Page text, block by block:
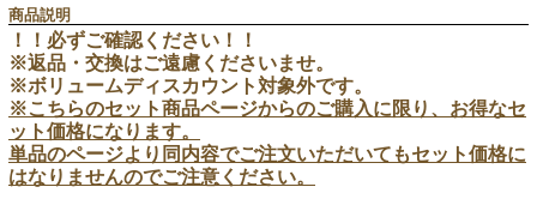
商品説明
！！必ずご確認ください！！
※返品・交換はご遠慮くださいませ。
※ボリュームディスカウント対象外です。
※こちらのセット商品ページからのご購入に限り、お得なセ
ット価格になります。
単品のページより同内容でご注文いただいてもセット価格に
はなりませんのでご注意ください。